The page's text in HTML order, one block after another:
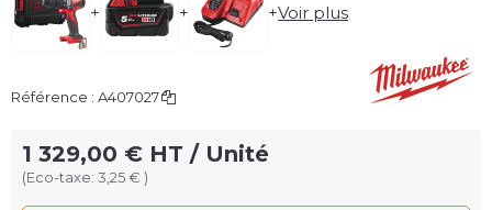
+ + +Voir plus
Référence : A407027
1 329,00 € HT / Unité
(Eco-taxe: 3,25 € )